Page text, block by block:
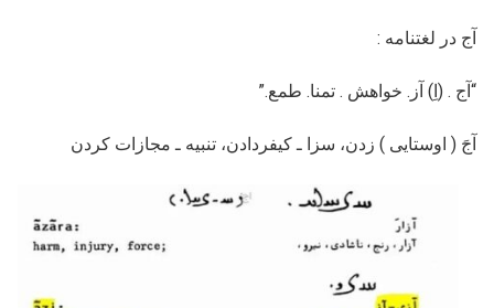
آج در لغتنامه :
“آج . (اِ) آز. خواهش . تمنا. طمع.”
آجَ ( اوستایی ) زدن، سزا ـ کیفردادن، تنبیه ـ مجازات کردن